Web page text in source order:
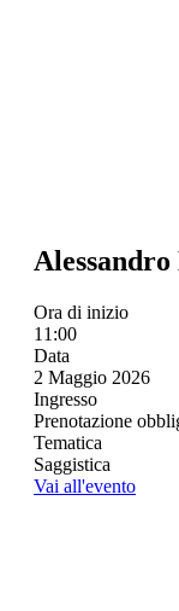
Ora di inizio
11:00
Data
2 Maggio 2026
Ingresso
Prenotazione
Tematica
Saggistica
Vai all'evento